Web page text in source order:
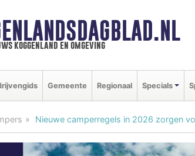
koggenland en omgeving
Gemeente Regionaal Specials
Nieuwe camperregels in 2026 zorgen